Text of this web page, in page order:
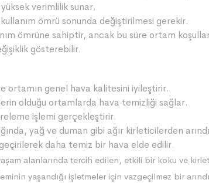
verimlilik sunar.
ömrü sonunda değiştirilmesi gerekir.
ömrüne sahiptir, ancak bu süre ortam
gösterebilir.
ortamın genel hava kalitesini iyileştirir.
olduğu ortamlarda hava temizliği sağlar.
işlemi gerçekleştirir.
yağ ve duman gibi ağır kirleticilerden
daha temiz bir hava elde edilir.
alanlarında tercih edilen, etkili bir koku ve
yaşandığı işletmeler için vazgeçilmez bir